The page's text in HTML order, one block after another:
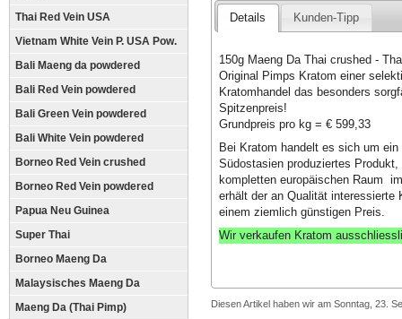
Thai Red Vein USA
Vietnam White Vein P. USA Pow.
Bali Maeng da powdered
Bali Red Vein powdered
Bali Green Vein powdered
Bali White Vein powdered
Borneo Red Vein crushed
Borneo Red Vein powdered
Papua Neu Guinea
Super Thai
Borneo Maeng Da
Malaysisches Maeng Da
Maeng Da (Thai Pimp)
Details Kunden-Tipp
150g Maeng Da Thai crushed -
Original Pimps Kratom einer
Kratomhandel das besonders
Spitzenpreis!
Grundpreis pro kg = € 599,33
Bei Kratom handelt es sich um
Südostasien produziertes
kompletten europäischen Raum
erhält der an Qualität interessierte
einem ziemlich günstigen Preis.
Wir verkaufen Kratom
Diesen Artikel haben wir am Sonntag, 23.